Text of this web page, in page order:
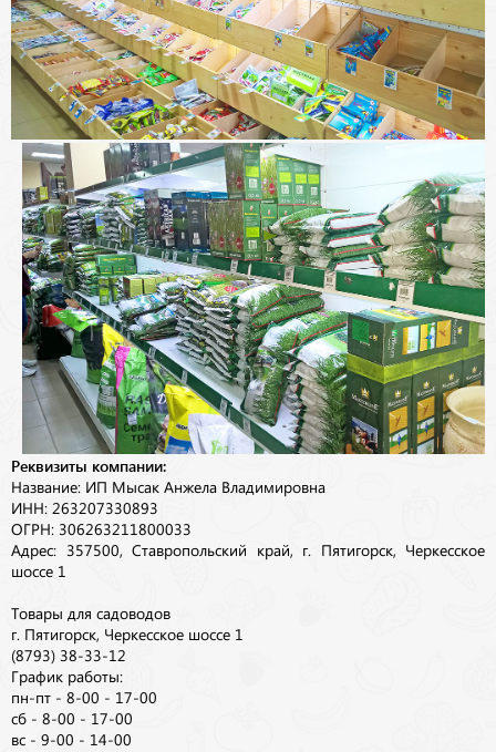
Реквизиты компании:
Название: ИП Мысак Анжела Владимировна
ИНН: 263207330893
ОГРН: 306263211800033
Адрес: 357500, Ставропольский край, г. Пятигорск, Черкесское
шоссе 1
Товары для садоводов
г. Пятигорск, Черкесское шоссе 1
(8793) 38-33-12
График работы:
пн-пт - 8-00 - 17-00
сб - 8-00 - 17-00
вс - 9-00 - 14-00